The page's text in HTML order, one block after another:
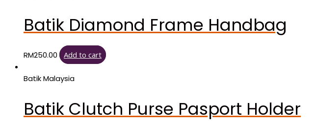
Batik Diamond Frame Handbag
RM250.00 Add to cart
Batik Malaysia
Batik Clutch Purse Pasport Holder